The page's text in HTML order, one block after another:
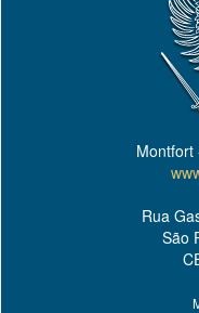
Montfort
Rua
São